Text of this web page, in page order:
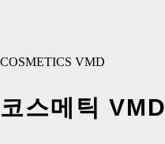
COSMETICS VMD
코스메틱 VMD